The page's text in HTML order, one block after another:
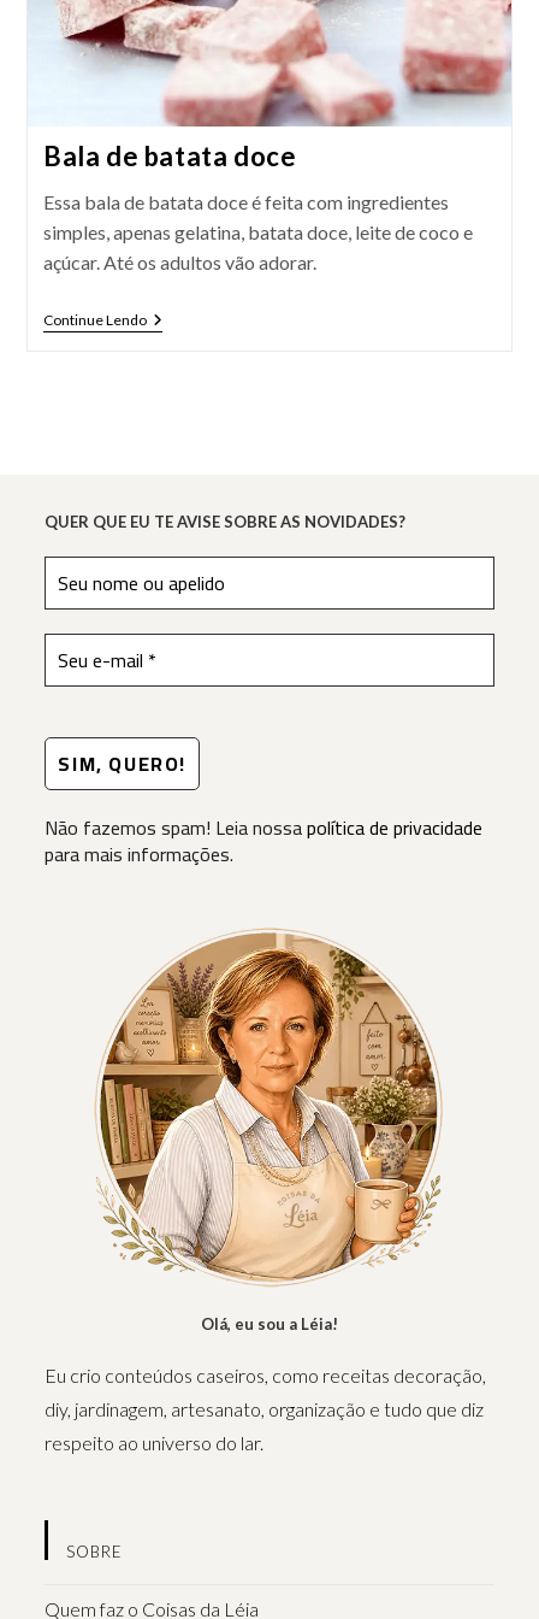
Bala de batata doce
Essa bala de batata doce é feita com ingredientes
simples, apenas gelatina, batata doce, leite de coco e
açúcar. Até os adultos vão adorar.
Continue LendoBala
De
QUER QUE EU TE AVISE SOBRE AS NOVIDADES?
Não fazemos spam! Leia nossapolítica de privacidade
para mais informações.
Olá, eu sou a Léia!
Eu crio conteúdos caseiros, como receitas decoração,
diy, jardinagem, artesanato, organização e tudo que diz
respeito ao universo do lar.
SOBRE
Quem faz o Coisas da Léia